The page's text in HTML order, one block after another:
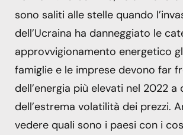
sono saliti alle stelle quando
dell’Ucraina ha danneggiato le
approvvigionamento energetico
famiglie e le imprese devono far
dell’energia più elevati nel 2022 a
dell’estrema volatilità dei prezzi.
vedere quali sono i paesi con i